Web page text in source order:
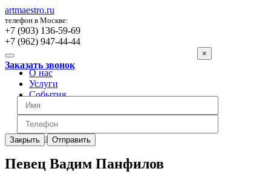
artmaestro.ru
телефон в Москве:
+7 (903) 136-59-69
+7 (962) 947-44-44
Заказать звонок
×
Закрыть Отправить
О нас
Услуги
События
Вопросы
Отзывы
Обратная связь
Цены
Певец Вадим Панфилов